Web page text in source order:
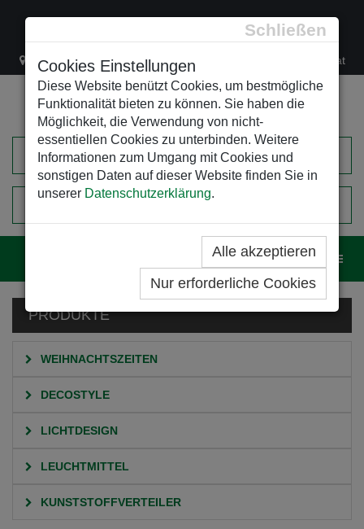
Schließen
Cookies Einstellungen
Diese Website benützt Cookies, um bestmögliche
Funktionalität bieten zu können. Sie haben die
Möglichkeit, die Verwendung von nicht-
essentiellen Cookies zu unterbinden. Weitere
Informationen zum Umgang mit Cookies und
sonstigen Daten auf dieser Website finden Sie in
unserer Datenschutzerklärung.
Alle akzeptieren
Nur erforderliche Cookies
Lacknergasse 78 +43/1/470 37 00 office@leso.at
EINKAUFSWAGEN
PRODUKTE
WEIHNACHTSZEITEN
DECOSTYLE
LICHTDESIGN
LEUCHTMITTEL
KUNSTSTOFFVERTEILER